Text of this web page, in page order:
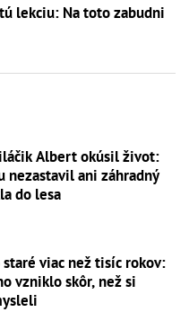
lekciu: Na toto zabudni
Albert okúsil život:
nezastavil ani záhradný
do lesa
viac než tisíc rokov:
vzniklo skôr, než si